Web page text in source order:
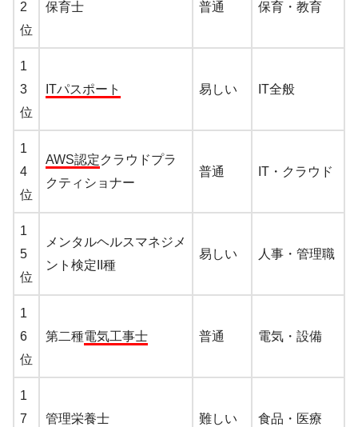
2
位
保育士 普通 保育・教育
1
3
位
ITパスポート 易しい IT全般
1
4
位
AWS認定クラウドプラ
クティショナー
普通 IT・クラウド
1
5
位
メンタルヘルスマネジメ
ント検定II種
易しい 人事・管理職
1
6
位
第二種電気工事士 普通 電気・設備
1
7
管理栄養士 難しい 食品・医療